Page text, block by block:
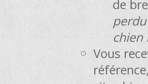
de
chien
Vous